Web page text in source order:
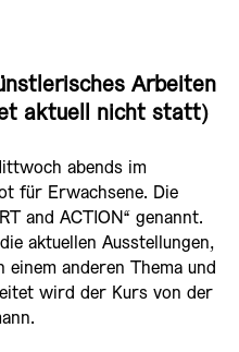
Arbeiten
aktuell nicht statt)
abends im
für Erwachsene. Die
and ACTION“ genannt.
aktuellen Ausstellungen,
anderen Thema und
wird der Kurs von der